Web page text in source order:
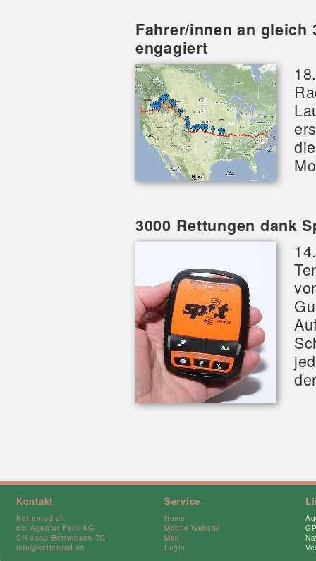
Fahrer/innen an gleich
engagiert
3000 Rettungen dank
Kontakt
Kettenrad.ch
c/o Agentur Felix AG
CH-9553 Bettwiesen TG
info@kettenrad.ch
Service
Home
Mobile Website
Mail
Login